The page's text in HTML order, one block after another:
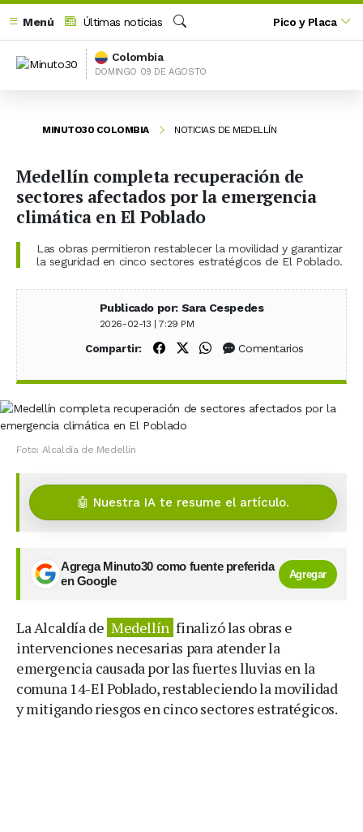
Menú
Últimas noticias
Buscar
Pico y Placa
Colombia
DOMINGO 09 DE AGOSTO
MINUTO30 COLOMBIA NOTICIAS DE MEDELLÍN
Medellín completa recuperación de
sectores afectados por la emergencia
climática en El Poblado
Las obras permitieron restablecer la movilidad y garantizar
la seguridad en cinco sectores estratégicos de El Poblado.
Publicado por: Sara Cespedes
2026-02-13 | 7:29 PM
Compartir: Compartir en Facebook
Compartir en X (Twitter)
Compartir en WhatsApp
Comentarios
Foto: Alcaldía de Medellín
🤖 Nuestra IA te resume el artículo.
Agrega Minuto30 como fuente preferida
en Google
Agregar
La Alcaldía de Medellín finalizó las obras e
intervenciones necesarias para atender la
emergencia causada por las fuertes lluvias en la
comuna 14-El Poblado, restableciendo la movilidad
y mitigando riesgos en cinco sectores estratégicos.